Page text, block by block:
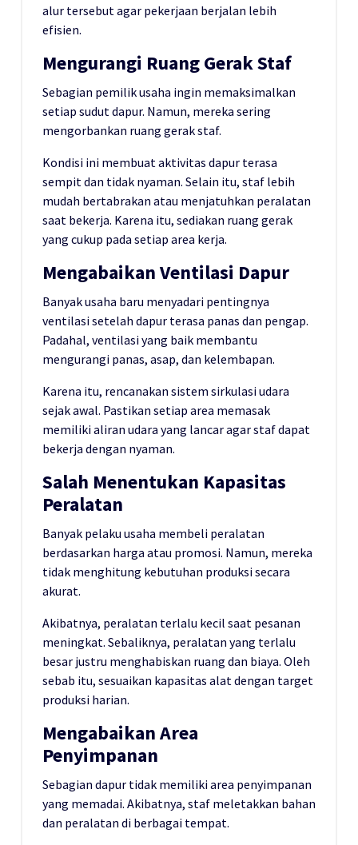
alur tersebut agar pekerjaan berjalan lebih
efisien.
Mengurangi Ruang Gerak Staf
Sebagian pemilik usaha ingin memaksimalkan
setiap sudut dapur. Namun, mereka sering
mengorbankan ruang gerak staf.
Kondisi ini membuat aktivitas dapur terasa
sempit dan tidak nyaman. Selain itu, staf lebih
mudah bertabrakan atau menjatuhkan peralatan
saat bekerja. Karena itu, sediakan ruang gerak
yang cukup pada setiap area kerja.
Mengabaikan Ventilasi Dapur
Banyak usaha baru menyadari pentingnya
ventilasi setelah dapur terasa panas dan pengap.
Padahal, ventilasi yang baik membantu
mengurangi panas, asap, dan kelembapan.
Karena itu, rencanakan sistem sirkulasi udara
sejak awal. Pastikan setiap area memasak
memiliki aliran udara yang lancar agar staf dapat
bekerja dengan nyaman.
Salah Menentukan Kapasitas
Peralatan
Banyak pelaku usaha membeli peralatan
berdasarkan harga atau promosi. Namun, mereka
tidak menghitung kebutuhan produksi secara
akurat.
Akibatnya, peralatan terlalu kecil saat pesanan
meningkat. Sebaliknya, peralatan yang terlalu
besar justru menghabiskan ruang dan biaya. Oleh
sebab itu, sesuaikan kapasitas alat dengan target
produksi harian.
Mengabaikan Area
Penyimpanan
Sebagian dapur tidak memiliki area penyimpanan
yang memadai. Akibatnya, staf meletakkan bahan
dan peralatan di berbagai tempat.